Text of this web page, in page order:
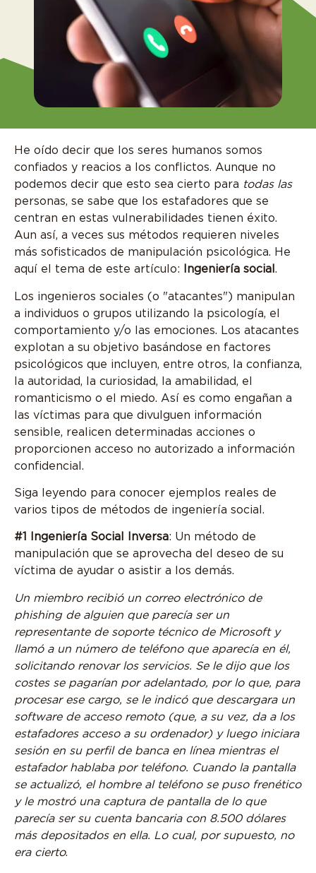
He oído decir que los seres humanos somos
confiados y reacios a los conflictos. Aunque no
podemos decir que esto sea cierto para todas las
personas, se sabe que los estafadores que se
centran en estas vulnerabilidades tienen éxito.
Aun así, a veces sus métodos requieren niveles
más sofisticados de manipulación psicológica. He
aquí el tema de este artículo:
Ingeniería social .
Los ingenieros sociales (o "atacantes") manipulan
a individuos o grupos utilizando la psicología, el
comportamiento y/o las emociones. Los atacantes
explotan a su objetivo basándose en factores
psicológicos que incluyen, entre otros, la confianza,
la autoridad, la curiosidad, la amabilidad, el
romanticismo o el miedo. Así es como engañan a
las víctimas para que divulguen información
sensible, realicen determinadas acciones o
proporcionen acceso no autorizado a información
confidencial.
Siga leyendo para conocer ejemplos reales de
varios tipos de métodos de ingeniería social.
#1 Ingeniería Social Inversa: Un método de
manipulación que se aprovecha del deseo de su
víctima de ayudar o asistir a los demás.
Un miembro recibió un correo electrónico de
phishing de alguien que parecía ser un
representante de soporte técnico de Microsoft y
llamó a un número de teléfono que aparecía en él,
solicitando renovar los servicios. Se le dijo que los
costes se pagarían por adelantado, por lo que, para
procesar ese cargo, se le indicó que descargara un
software de acceso remoto (que, a su vez, da a los
estafadores acceso a su ordenador) y luego iniciara
sesión en su perfil de banca en línea mientras el
estafador hablaba por teléfono. Cuando la pantalla
se actualizó, el hombre al teléfono se puso frenético
y le mostró una captura de pantalla de lo que
parecía ser su cuenta bancaria con 8.500 dólares
más depositados en ella. Lo cual, por supuesto, no
era cierto.